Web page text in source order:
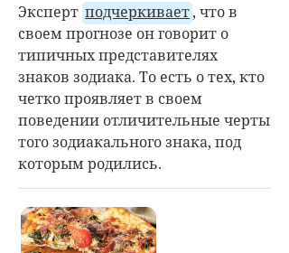
Эксперт подчеркивает, что в
своем прогнозе он говорит о
типичных представителях
знаков зодиака. То есть о тех, кто
четко проявляет в своем
поведении отличительные черты
того зодиакального знака, под
которым родились.